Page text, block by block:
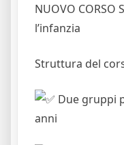
NUOVO
l’infanzia
Struttura del
Due gruppi
anni